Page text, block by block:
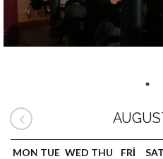
MON TUE WED THU FRI SAT